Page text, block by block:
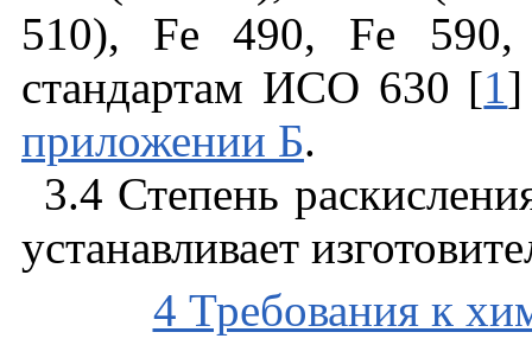
510), Fe 490, Fe
стандартам ИСО 630 [1
приложении Б.
3.4 Степень
устанавливает
4 Требования к